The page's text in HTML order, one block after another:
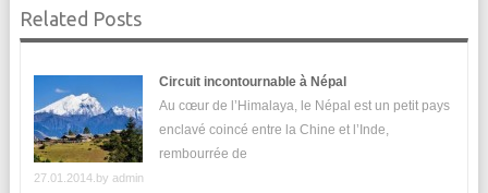
Related Posts
Circuit incontournable à Népal
Au cœur de l’Himalaya, le Népal est un petit pays
enclavé coincé entre la Chine et l’Inde,
rembourrée de
27.01.2014.by admin